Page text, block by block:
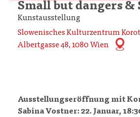
Small but dangers &
Kunstausstellung
Slowenisches Kulturzentrum
Albertgasse 48, 1080 Wien
Ausstellungseröffnung mit
Sabina Vostner: 22. Januar,